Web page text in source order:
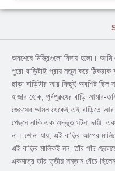
অবশেষে মিস্ত্রিগুলো বিদায় হলো।
পুরো বাড়িটাই প্রায় নতুন করে
ছাড়া বাড়িটার আর কিছুই অবশিষ্ট
হাজার হোক, পূর্বপুরুষের বাড়ি আমার-
জেমসের আমল থেকেই এই বাড়িতে আর
পেছনে নাকি এক অদ্ভুত ঘটনা দায়ী,
না। শোনা যায়, এই বাড়ির আগের
এই বাড়ির মালিকই নন, তাঁর পাঁচ
একমাত্র তাঁর তৃতীয় সন্তান বেঁচে